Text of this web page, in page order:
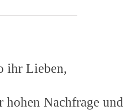
ihr Lieben,
hohen Nachfrage und